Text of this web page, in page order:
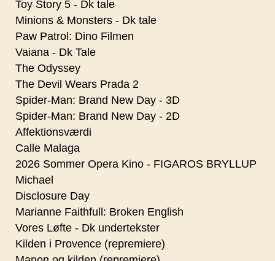
Toy Story 5 - Dk tale
Minions & Monsters - Dk tale
Paw Patrol: Dino Filmen
Vaiana - Dk Tale
The Odyssey
The Devil Wears Prada 2
Spider-Man: Brand New Day - 3D
Spider-Man: Brand New Day - 2D
Affektionsværdi
Calle Malaga
2026 Sommer Opera Kino - FIGAROS BRYLLUP
Michael
Disclosure Day
Marianne Faithfull: Broken English
Vores Løfte - Dk undertekster
Kilden i Provence (repremiere)